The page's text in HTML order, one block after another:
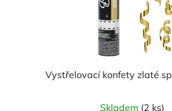
Vystřelovací konfety zlaté
Skladem (2 ks)